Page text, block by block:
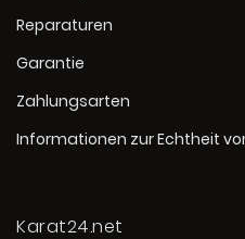
Reparaturen
Garantie
Zahlungsarten
Informationen zur Echtheit
Karat24.net